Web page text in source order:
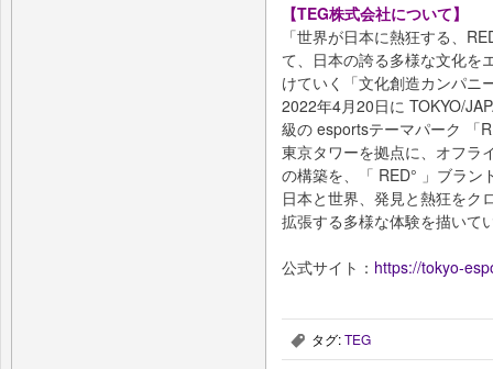
【TEG株式会社について】
「世界が日本に熱狂する、
て、日本の誇る多様な文化を
けていく「文化創造カンパニ
2022年4月20日に TOKYO/
級の esportsテーマパーク 「
東京タワーを拠点に、オフラ
の構築を、「 RED° 」ブラン
日本と世界、発見と熱狂をク
拡張する多様な体験を描いて
公式サイト： https://tokyo-
, タグ:TEG